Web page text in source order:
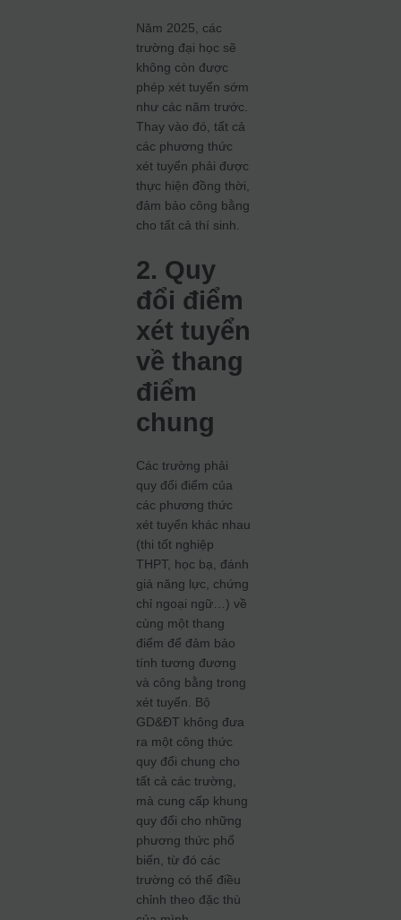
Năm 2025, các
trường đại học sẽ
không còn được
phép xét tuyển sớm
như các năm trước.
Thay vào đó, tất cả
các phương thức
xét tuyển phải được
thực hiện đồng thời,
đảm bảo công bằng
cho tất cả thí sinh.
2. Quy
đổi điểm
xét tuyển
về thang
điểm
chung
Các trường phải
quy đổi điểm của
các phương thức
xét tuyển khác nhau
(thi tốt nghiệp
THPT, học bạ, đánh
giá năng lực, chứng
chỉ ngoại ngữ…) về
cùng một thang
điểm để đảm bảo
tính tương đương
và công bằng trong
xét tuyển. Bộ
GD&ĐT không đưa
ra một công thức
quy đổi chung cho
tất cả các trường,
mà cung cấp khung
quy đổi cho những
phương thức phổ
biến, từ đó các
trường có thể điều
chỉnh theo đặc thù